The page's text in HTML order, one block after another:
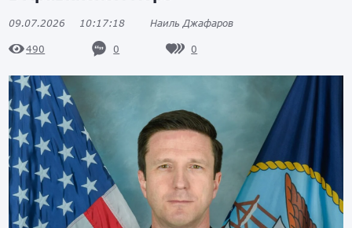
09.07.2026 10:17:18 Наиль Джафаров
490 0 0